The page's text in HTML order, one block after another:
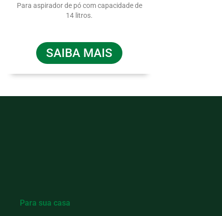
Para aspirador de pó com capacidade de
14 litros.
SAIBA MAIS
Para sua casa